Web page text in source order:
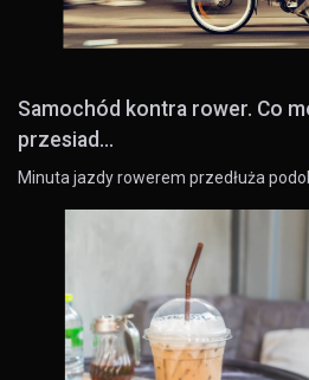
Samochód kontra rower. Co
przesiad...
Minuta jazdy rowerem przedłuża